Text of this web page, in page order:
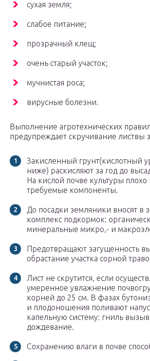
сухая земля;
слабое питание;
прозрачный клещ;
очень старый участок;
мучнистая роса;
вирусные болезни.
Выполнение агротехнических правил
предупреждает скручивание листвы
Закисленный грунт(кислотный
ниже) раскисляют за год до
На кислой почве культуры
требуемые компоненты.
До посадки земляники вносят в
комплекс подкормок:
минеральные микро,- и
Предотвращают загущенность
обрастание участка сорной
Лист не скрутится, если
умеренное увлажнение
корней до 25 см. В фазах
и плодоношения поливают
капельную систему: гниль
дождевание.
Сохранению влаги в почве